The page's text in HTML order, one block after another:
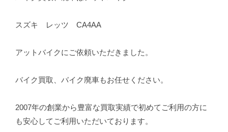
スズキ レッツ CA4AA
アットバイクにご依頼いただきました。
バイク買取、バイク廃車もお任せください。
2007年の創業から豊富な買取実績で初めてご利用の方に
も安心してご利用いただいております。